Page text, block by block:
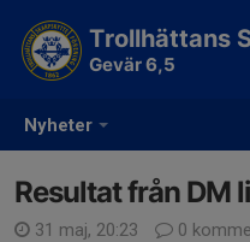
Nyheter
Gevär 6,5
Resultat från DM
31 maj, 20:23 0